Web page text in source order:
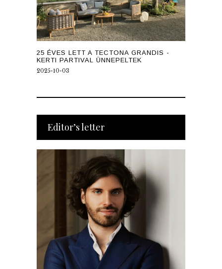
25 ÉVES LETT A TECTONA GRANDIS -
KERTI PARTIVAL ÜNNEPELTEK
2025-10-03
Editor’s letter